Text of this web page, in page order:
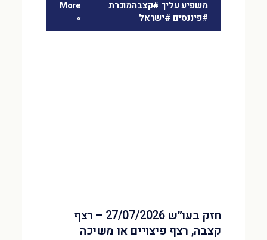
משפיע עליך #קצבהמוכרת
#פיננסים #ישראל
More
»
חזק בעו״ש 27/07/2026 – רצף
קצבה, רצף פיצויים או משיכה